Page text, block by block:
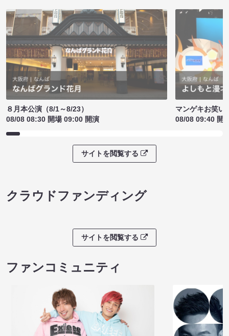
８月本公演（8/1～8/23）
08/08 08:30 開場 09:00 開演
マンゲキお笑い
08/08 09:40 開
サイトを閲覧する
クラウドファンディング
サイトを閲覧する
ファンコミュニティ